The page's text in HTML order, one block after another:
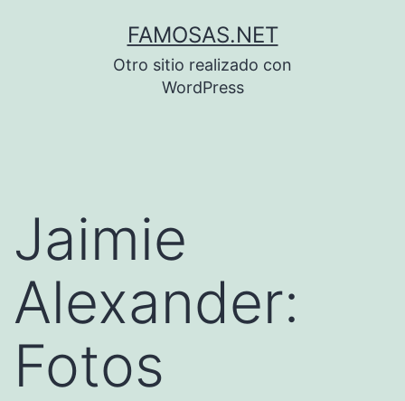
FAMOSAS.NET
Otro sitio realizado con
WordPress
Jaimie
Alexander:
Fotos